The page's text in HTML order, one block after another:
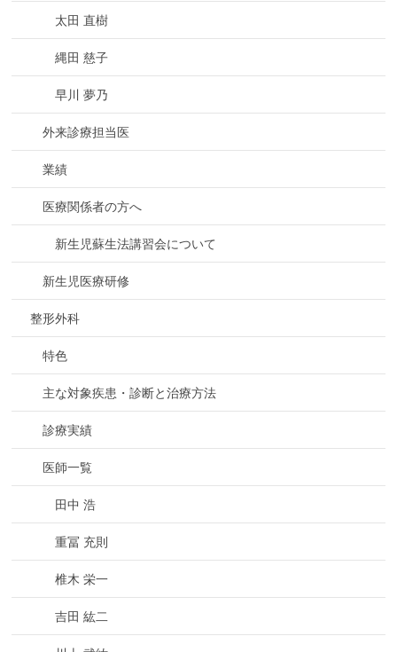
太田 直樹
縄田 慈子
早川 夢乃
外来診療担当医
業績
医療関係者の方へ
新生児蘇生法講習会について
新生児医療研修
整形外科
特色
主な対象疾患・診断と治療方法
診療実績
医師一覧
田中 浩
重冨 充則
椎木 栄一
吉田 紘二